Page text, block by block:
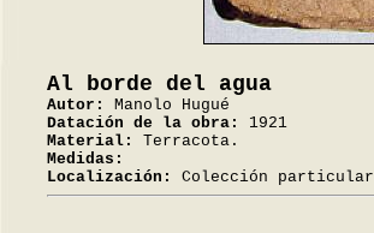
Al borde del agua
Autor:
Manolo Hugué
Datación de la obra:
1921
Material:
Terracota.
Medidas:
Localización:
Colección particular